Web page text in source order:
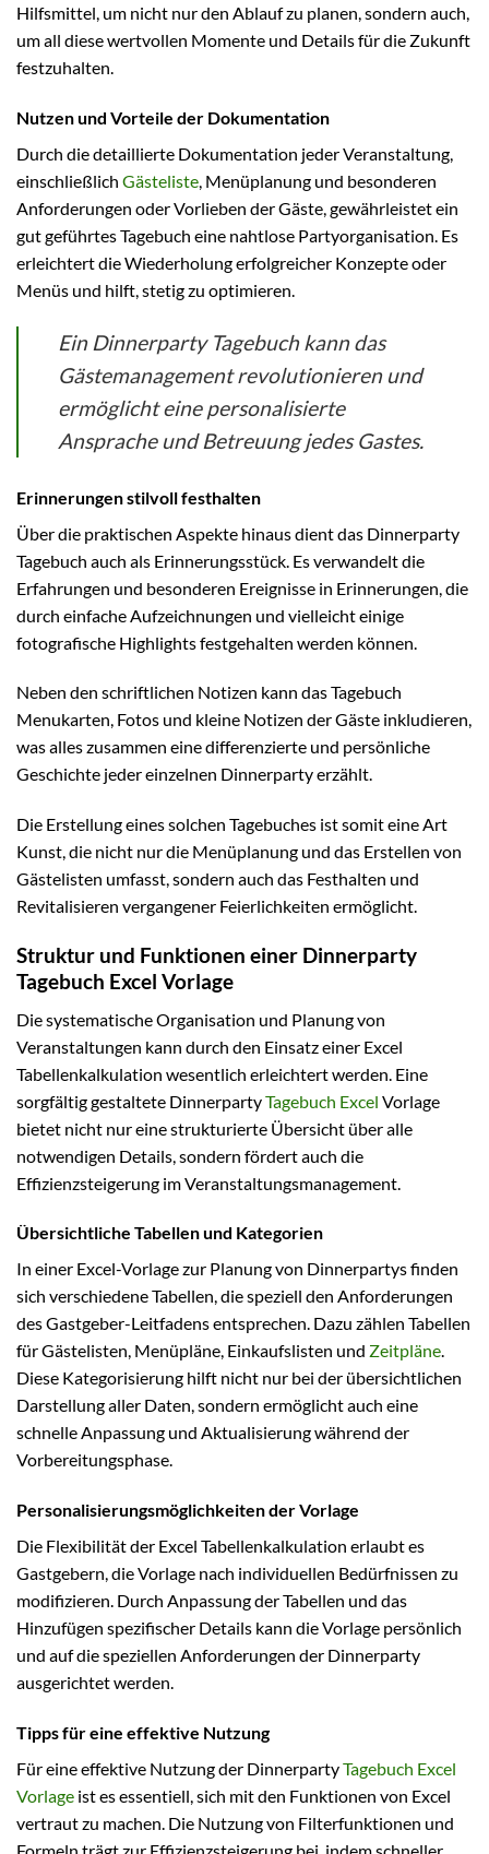
Hilfsmittel, um nicht nur den Ablauf zu planen, sondern auch,
um all diese wertvollen Momente und Details für die Zukunft
festzuhalten.
Nutzen und Vorteile der Dokumentation
Durch die detaillierte Dokumentation jeder Veranstaltung,
einschließlich Gästeliste, Menüplanung und besonderen
Anforderungen oder Vorlieben der Gäste, gewährleistet ein
gut geführtes Tagebuch eine nahtlose Partyorganisation. Es
erleichtert die Wiederholung erfolgreicher Konzepte oder
Menüs und hilft, stetig zu optimieren.
Ein Dinnerparty Tagebuch kann das
Gästemanagement revolutionieren und
ermöglicht eine personalisierte
Ansprache und Betreuung jedes Gastes.
Erinnerungen stilvoll festhalten
Über die praktischen Aspekte hinaus dient das Dinnerparty
Tagebuch auch als Erinnerungsstück. Es verwandelt die
Erfahrungen und besonderen Ereignisse in Erinnerungen, die
durch einfache Aufzeichnungen und vielleicht einige
fotografische Highlights festgehalten werden können.
Neben den schriftlichen Notizen kann das Tagebuch
Menukarten, Fotos und kleine Notizen der Gäste inkludieren,
was alles zusammen eine differenzierte und persönliche
Geschichte jeder einzelnen Dinnerparty erzählt.
Die Erstellung eines solchen Tagebuches ist somit eine Art
Kunst, die nicht nur die Menüplanung und das Erstellen von
Gästelisten umfasst, sondern auch das Festhalten und
Revitalisieren vergangener Feierlichkeiten ermöglicht.
Struktur und Funktionen einer Dinnerparty
Tagebuch Excel Vorlage
Die systematische Organisation und Planung von
Veranstaltungen kann durch den Einsatz einer Excel
Tabellenkalkulation wesentlich erleichtert werden. Eine
sorgfältig gestaltete DinnerpartyTagebuch Excel Vorlage
bietet nicht nur eine strukturierte Übersicht über alle
notwendigen Details, sondern fördert auch die
Effizienzsteigerung im Veranstaltungsmanagement.
Übersichtliche Tabellen und Kategorien
In einer Excel-Vorlage zur Planung von Dinnerpartys finden
sich verschiedene Tabellen, die speziell den Anforderungen
des Gastgeber-Leitfadens entsprechen. Dazu zählen Tabellen
für Gästelisten, Menüpläne, Einkaufslisten und Zeitpläne.
Diese Kategorisierung hilft nicht nur bei der übersichtlichen
Darstellung aller Daten, sondern ermöglicht auch eine
schnelle Anpassung und Aktualisierung während der
Vorbereitungsphase.
Personalisierungsmöglichkeiten der Vorlage
Die Flexibilität der Excel Tabellenkalkulation erlaubt es
Gastgebern, die Vorlage nach individuellen Bedürfnissen zu
modifizieren. Durch Anpassung der Tabellen und das
Hinzufügen spezifischer Details kann die Vorlage persönlich
und auf die speziellen Anforderungen der Dinnerparty
ausgerichtet werden.
Tipps für eine effektive Nutzung
Für eine effektive Nutzung der DinnerpartyTagebuch Excel
Vorlage ist es essentiell, sich mit den Funktionen von Excel
vertraut zu machen. Die Nutzung von Filterfunktionen und